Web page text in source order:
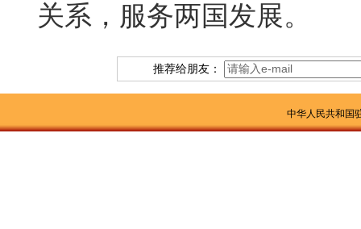
关系，服务两国发展。
推荐给朋友：
中华人民共和国